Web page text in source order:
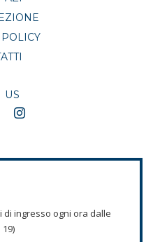
POLICY
US
di ingresso ogni ora dalle